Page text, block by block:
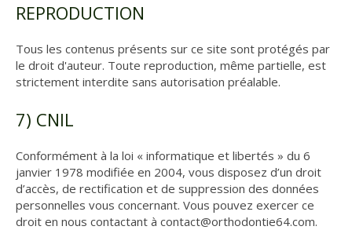
REPRODUCTION
Tous les contenus présents sur ce site sont protégés par
le droit d'auteur. Toute reproduction, même partielle, est
strictement interdite sans autorisation préalable.
7) CNIL
Conformément à la loi « informatique et libertés » du 6
janvier 1978 modifiée en 2004, vous disposez d’un droit
d’accès, de rectification et de suppression des données
personnelles vous concernant. Vous pouvez exercer ce
droit en nous contactant à contact@orthodontie64.com.